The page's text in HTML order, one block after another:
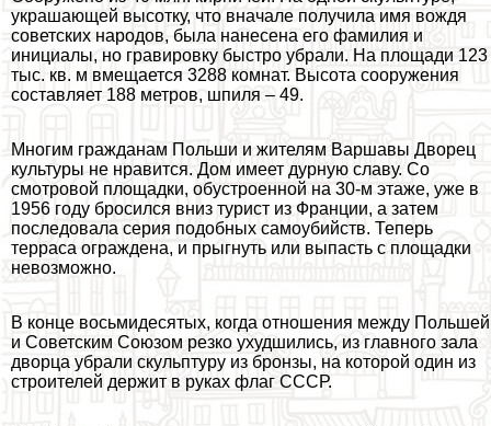
украшающей высотку, что вначале получила имя вождя
советских народов, была нанесена его фамилия и
инициалы, но гравировку быстро убрали. На площади 123
тыс. кв. м вмещается 3288 комнат. Высота сооружения
составляет 188 метров, шпиля – 49.
Многим гражданам Польши и жителям Варшавы Дворец
культуры не нравится. Дом имеет дурную славу. Со
смотровой площадки, обустроенной на 30-м этаже, уже в
1956 году бросился вниз турист из Франции, а затем
последовала серия подобных самоубийств. Теперь
терраса ограждена, и прыгнуть или выпасть с площадки
невозможно.
В конце восьмидесятых, когда отношения между Польшей
и Советским Союзом резко ухудшились, из главного зала
дворца убрали скульптуру из бронзы, на которой один из
строителей держит в руках флаг СССР.